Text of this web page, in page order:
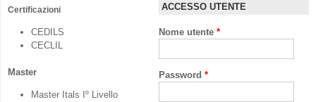
Certificazioni
CEDILS
CECLIL
Master
Master Itals Iº Livello
ACCESSO UTENTE
Nome utente *
Password *